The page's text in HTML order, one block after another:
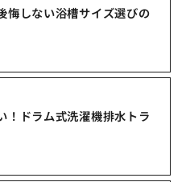
悔しない浴槽サイズ選びの
！ドラム式洗濯機排水トラ